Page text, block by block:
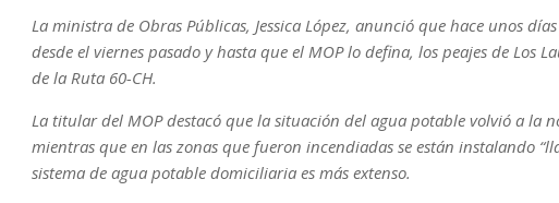
La ministra de Obras Públicas, Jessica López, anunció que hace unos
desde el viernes pasado y hasta que el MOP lo defina, los peajes de Los
de la Ruta 60-CH.
La titular del MOP destacó que la situación del agua potable volvió a la
mientras que en las zonas que fueron incendiadas se están instalando
sistema de agua potable domiciliaria es más extenso.